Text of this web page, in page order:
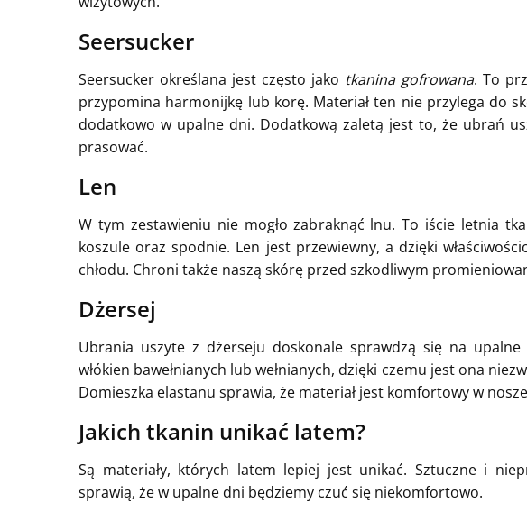
Seersucker
Seersucker określana jest często jako tkanina gofrowana. To
przypomina harmonijkę lub korę. Materiał ten nie przylega do
dodatkowo w upalne dni. Dodatkową zaletą jest to, że ubrań
prasować.
Len
W tym zestawieniu nie mogło zabraknąć lnu. To iście letnia
koszule oraz spodnie. Len jest przewiewny, a dzięki
chłodu. Chroni także naszą skórę przed szkodliwym
Dżersej
Ubrania uszyte z dżerseju doskonale sprawdzą się na
włókien bawełnianych lub wełnianych, dzięki czemu jest ona
Domieszka elastanu sprawia, że materiał jest komfortowy w
Jakich tkanin unikać latem?
Są materiały, których latem lepiej jest unikać. Sztuczne i
sprawią, że w upalne dni będziemy czuć się niekomfortowo.